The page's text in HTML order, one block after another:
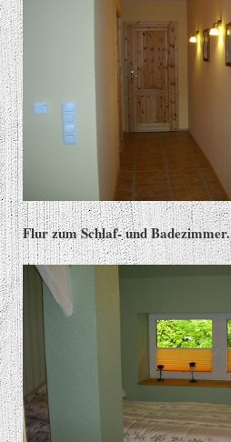
Flur zum Schlaf- und Badezimmer.